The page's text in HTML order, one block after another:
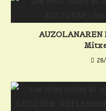
AUZOLANAREN